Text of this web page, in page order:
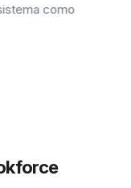
como